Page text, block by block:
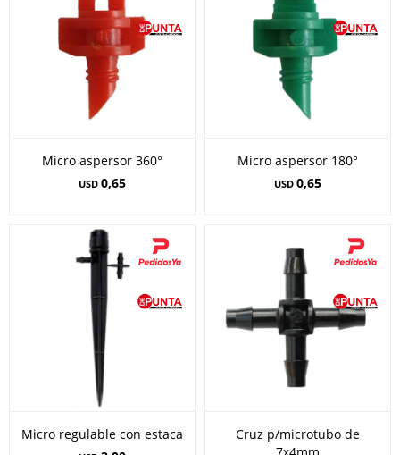
Micro aspersor 360°
USD 0,65
Micro aspersor 180°
USD 0,65
Micro regulable con estaca
Cruz p/microtubo de